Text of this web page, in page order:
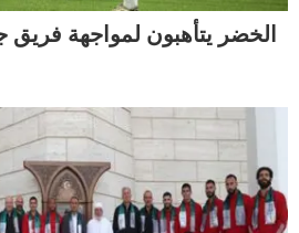
الخضر يتأهبون لمواجهة فريق